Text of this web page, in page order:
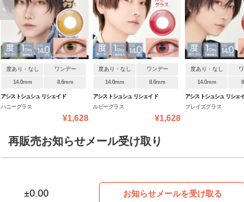
度あり・なし ワンデー
14.0mm 8.6mm
アシストシュシュ リシェイド
ハニーグラス
¥1,628
度あり・なし ワンデー
14.0mm 8.6mm
アシストシュシュ リシェイド
ルビーグラス
¥1,628
度あり・なし
14.0mm
アシストシュシュ リシェ
ブレイズグラス
<
再販売お知らせメール受け取り
±0.00 お知らせメールを受け取る